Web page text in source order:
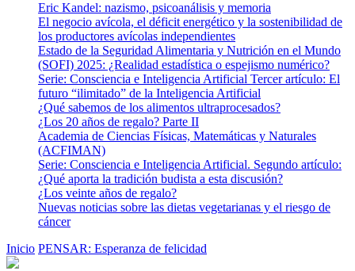
Eric Kandel: nazismo, psicoanálisis y memoria
El negocio avícola, el déficit energético y la sostenibilidad de
los productores avícolas independientes
Estado de la Seguridad Alimentaria y Nutrición en el Mundo
(SOFI) 2025: ¿Realidad estadística o espejismo numérico?
Serie: Consciencia e Inteligencia Artificial Tercer artículo: El
futuro “ilimitado” de la Inteligencia Artificial
¿Qué sabemos de los alimentos ultraprocesados?
¿Los 20 años de regalo? Parte II
Academia de Ciencias Físicas, Matemáticas y Naturales
(ACFIMAN)
Serie: Consciencia e Inteligencia Artificial. Segundo artículo:
¿Qué aporta la tradición budista a esta discusión?
¿Los veinte años de regalo?
Nuevas noticias sobre las dietas vegetarianas y el riesgo de
cáncer
Inicio PENSAR: Esperanza de felicidad